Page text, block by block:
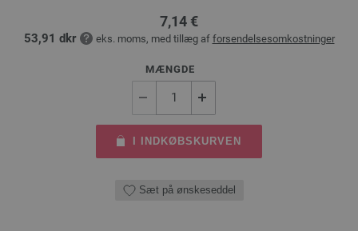
7,14 €
53,91 dkr eks. moms, med tillæg af forsendelsesomkostninger
MÆNGDE
I INDKØBSKURVEN
Sæt på ønskeseddel